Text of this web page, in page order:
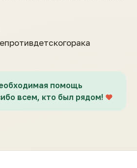
помощь
всем, кто был рядом!